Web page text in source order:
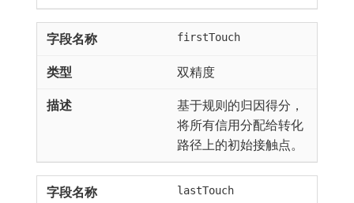
firstTouch
双精度
基于规则的归因得分，
将所有信用分配给转化
路径上的初始接触点。
lastTouch